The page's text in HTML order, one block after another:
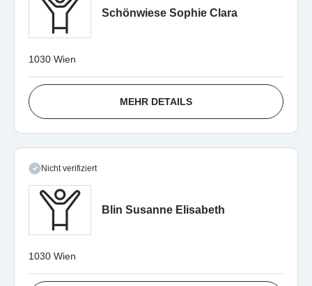
Schönwiese Sophie Clara
1030 Wien
MEHR DETAILS
Nicht verifiziert
Blin Susanne Elisabeth
1030 Wien